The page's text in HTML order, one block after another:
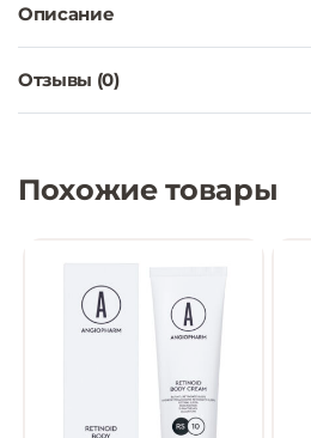
Описание
Отзывы (0)
Похожие товары